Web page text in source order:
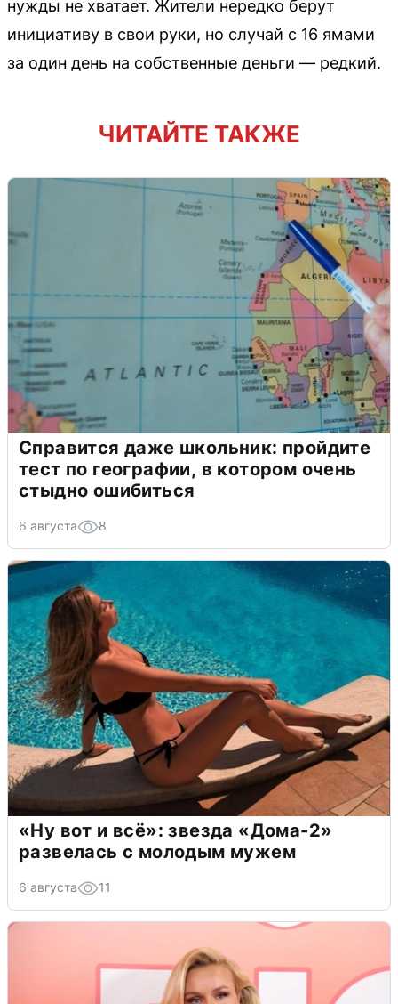
нужды не хватает. Жители нередко берут
инициативу в свои руки, но случай с 16 ямами
за один день на собственные деньги — редкий.
ЧИТАЙТЕ ТАКЖЕ
Справится даже школьник: пройдите
тест по географии, в котором очень
стыдно ошибиться
6 августа 8
«Ну вот и всё»: звезда «Дома-2»
развелась с молодым мужем
6 августа 11